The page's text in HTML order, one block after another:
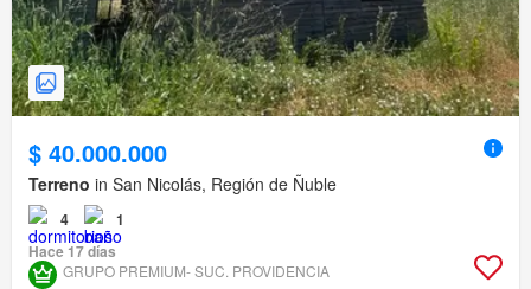
$ 40.000.000
Terreno in San Nicolás, Región de Ñuble
4
1
Hace 17 días
GRUPO PREMIUM- SUC. PROVIDENCIA